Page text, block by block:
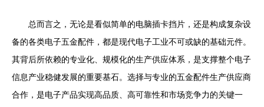
总而言之，无论是看似简单的电脑插卡挡片，还是构成复杂设
备的各类电子五金配件，都是现代电子工业不可或缺的基础元件。
其背后所依赖的专业化、规模化的生产供应体系，是支撑整个电子
信息产业稳健发展的重要基石。选择与专业的五金配件生产供应商
合作，是电子产品实现高品质、高可靠性和市场竞争力的关键一